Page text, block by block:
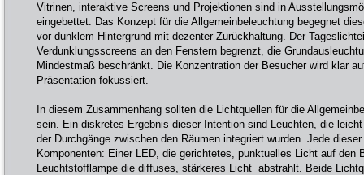
Vitrinen, interaktive Screens und Projektionen sind in
eingebettet. Das Konzept für die Allgemeinbeleuchtung begegnet
vor dunklem Hintergrund mit dezenter Zurückhaltung. Der
Verdunklungsscreens an den Fenstern begrenzt, die
Mindestmaß beschränkt. Die Konzentration der Besucher wird klar
Präsentation fokussiert.
In diesem Zusammenhang sollten die Lichtquellen für die
sein. Ein diskretes Ergebnis dieser Intention sind Leuchten, die
der Durchgänge zwischen den Räumen integriert wurden. Jede
Komponenten: Einer LED, die gerichtetes, punktuelles Licht auf den
Leuchtstofflampe die diffuses, stärkeres Licht abstrahlt. Beide